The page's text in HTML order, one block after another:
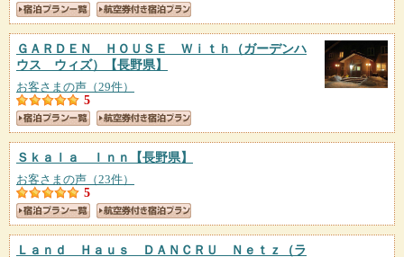
ＧＡＲＤＥＮ ＨＯＵＳＥ Ｗｉｔｈ（ガーデンハ
ウス ウィズ）
【長野県】
お客さまの声（29件）
5
Ｓｋａｌａ Ｉｎｎ 【長野県】
お客さまの声（23件）
5
Ｌａｎｄ Ｈａｕｓ ＤＡＮＣＲＵ Ｎｅｔｚ（ラ